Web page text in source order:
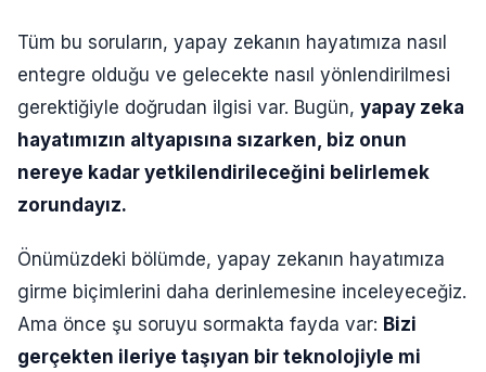
Tüm bu soruların, yapay zekanın hayatımıza nasıl
entegre olduğu ve gelecekte nasıl yönlendirilmesi
gerektiğiyle doğrudan ilgisi var. Bugün, yapay zeka
hayatımızın altyapısına sızarken, biz onun
nereye kadar yetkilendirileceğini belirlemek
zorundayız.
Önümüzdeki bölümde, yapay zekanın hayatımıza
girme biçimlerini daha derinlemesine inceleyeceğiz.
Ama önce şu soruyu sormakta fayda var: Bizi
gerçekten ileriye taşıyan bir teknolojiyle mi